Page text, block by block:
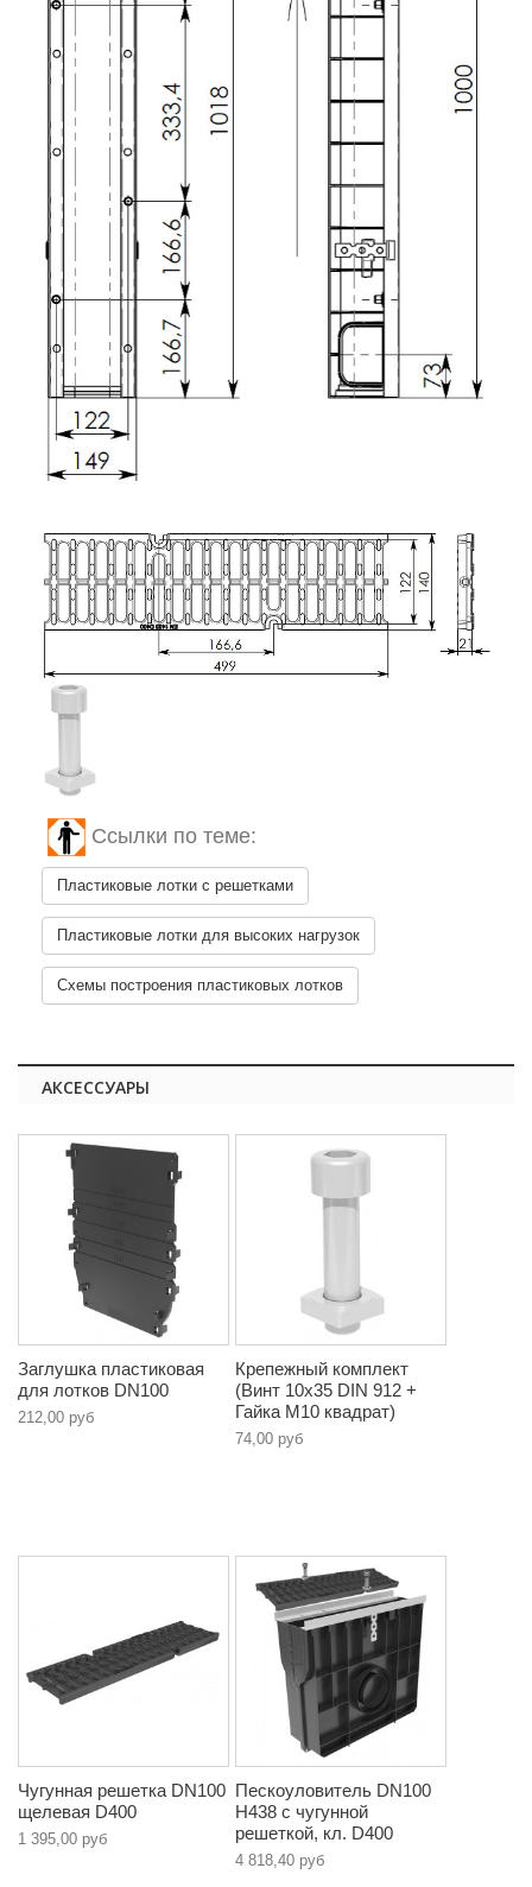
Ссылки по теме:
Пластиковые лотки с решетками
Пластиковые лотки для высоких нагрузок
Схемы построения пластиковых лотков
АКСЕССУАРЫ
Заглушка пластиковая
для лотков DN100
212,00 руб
Крепежный комплект
(Винт 10х35 DIN 912 +
Гайка М10 квадрат)
74,00 руб
Чугунная решетка DN100
щелевая D400
1 395,00 руб
Пескоуловитель DN100
H438 с чугунной
решеткой, кл. D400
4 818,40 руб